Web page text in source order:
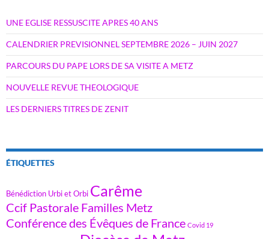
UNE EGLISE RESSUSCITE APRES 40 ANS
CALENDRIER PREVISIONNEL SEPTEMBRE 2026 – JUIN 2027
PARCOURS DU PAPE LORS DE SA VISITE A METZ
NOUVELLE REVUE THEOLOGIQUE
LES DERNIERS TITRES DE ZENIT
ÉTIQUETTES
Bénédiction Urbi et Orbi Carême
Ccif Pastorale Familles Metz
Conférence des Évêques de France Covid 19